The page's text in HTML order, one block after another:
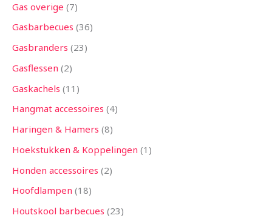
Gas overige 7
Gasbarbecues 36
Gasbranders 23
Gasflessen 2
Gaskachels 11
Hangmat accessoires 4
Haringen & Hamers 8
Hoekstukken & Koppelingen 1
Honden accessoires 2
Hoofdlampen 18
Houtskool barbecues 23